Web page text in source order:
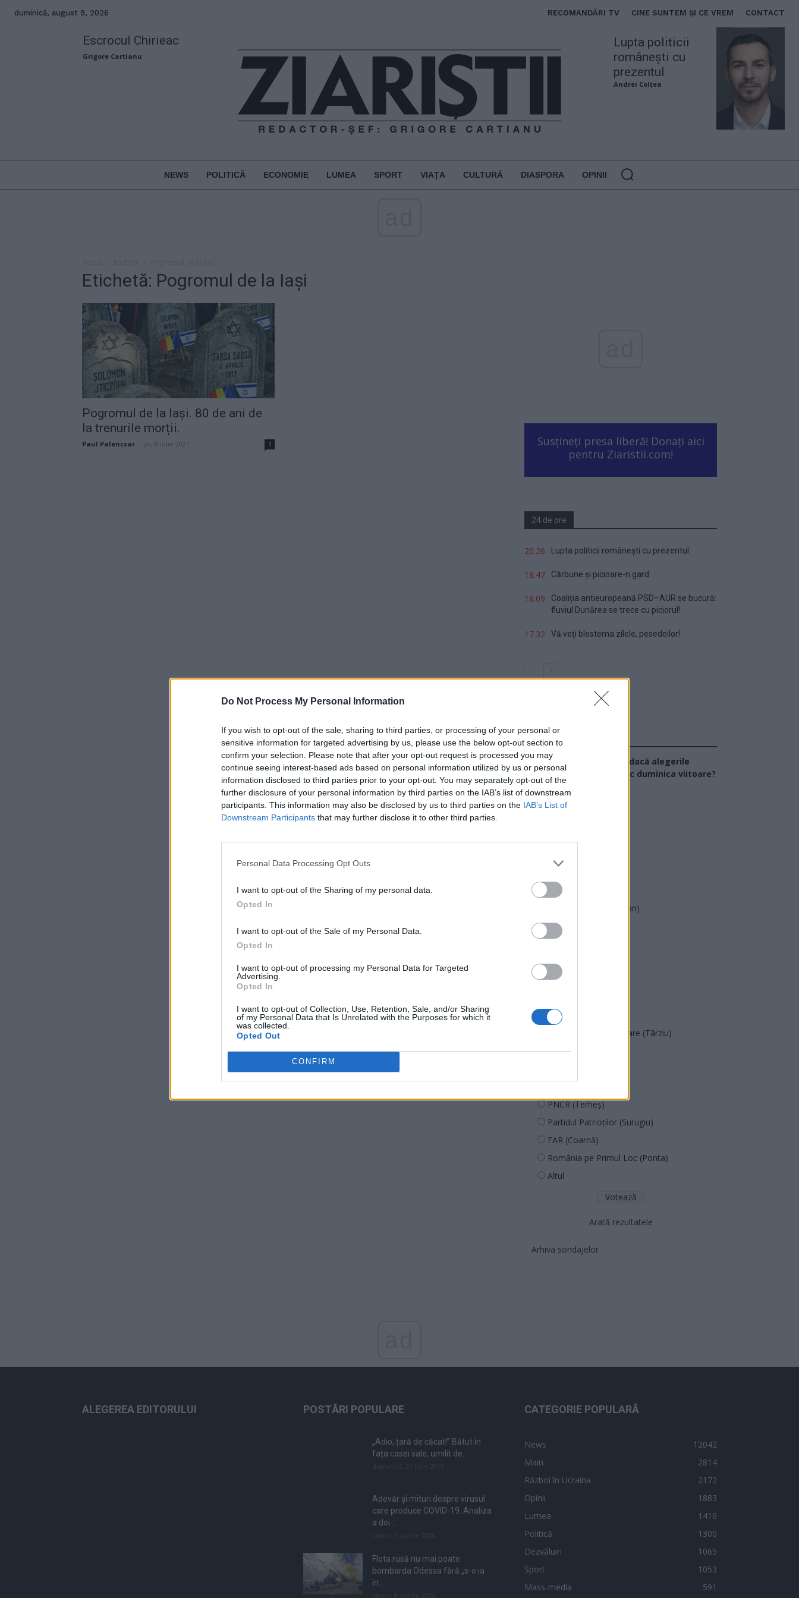
Do Not Process My Personal Information
If you wish to opt-out of the sale, sharing to third parties, or processing of your personal or
sensitive information for targeted advertising by us, please use the below opt-out section to
confirm your selection. Please note that after your opt-out request is processed you may
continue seeing interest-based ads based on personal information utilized by us or personal
information disclosed to third parties prior to your opt-out. You may separately opt-out of the
further disclosure of your personal information by third parties on the IAB’s list of downstream
participants. This information may also be disclosed by us to third parties on the IAB’s List of
Downstream Participants that may further disclose it to other third parties.
Personal Data Processing Opt Outs
I want to opt-out of the Sharing of my personal data.
Opted In
I want to opt-out of the Sale of my Personal Data.
Opted In
I want to opt-out of processing my Personal Data for Targeted
Advertising.
Opted In
I want to opt-out of Collection, Use, Retention, Sale, and/or Sharing
of my Personal Data that Is Unrelated with the Purposes for which it
was collected.
Opted Out
CONFIRM
duminică, august 9, 2026 RECOMANDĂRI TV CINE SUNTEM ȘI CE VREM CONTACT
Escrocul Chirieac
Grigore Cartianu
Lupta politicii
românești cu
prezentul
Andrei Colțea
NEWS POLITICĂ ECONOMIE LUMEA SPORT VIAȚA CULTURĂ DIASPORA OPINII
Etichetă: Pogromul de la Iași
Pogromul de la Iași. 80 de ani de
la trenurile morții.
Paul Palencsar joi, 8 iulie 2021 1
Susțineți presa liberă! Donați aici
pentru Ziaristii.com!
24 de ore
20.26 Lupta politicii românești cu prezentul
18.47 Cărbune și picioare-n gard
18.09
Coaliția antieuropeană PSD–AUR se bucură:
fluviul Dunărea se trece cu piciorul!
17.32 Vă veți blestema zilele, pesedeilor!
Sondaj
Ce partid ați vota dacă alegerile
parlamentare ar avea loc duminica viitoare?
USR
PMP (Tomac)
Forța Dreptei (L. Orban)
PNȚMM
SENS
SOS (Șoșoacă)
PACE (Peia)
Acțiunea Conservatoare (Târziu)
PDF (Lazarus)
PNCR (Terheș)
Partidul Patrioților (Surugiu)
FAR (Coarnă)
România pe Primul Loc (Ponta)
Altul
Arată rezultatele
Arhiva sondajelor
ALEGEREA EDITORULUI POSTĂRI POPULARE
„Adio, țară de căcat!” Bătut în
fața casei sale, umilit de...
Adevăr și mituri despre virusul
care produce COVID-19. Analiza
a doi...
Flota rusă nu mai poate
bombarda Odessa fără „s-o ia
în...
CATEGORIE POPULARĂ
News
12042
Main
2814
Război în Ucraina
2172
Opinii
1883
Lumea
1416
Politică
1300
Dezvăluiri
1065
Sport
1053
Mass-media
591